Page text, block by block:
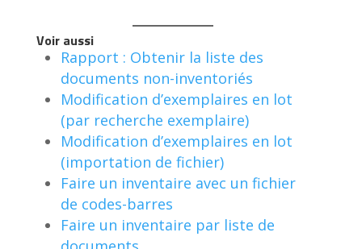
Voir aussi
Rapport : Obtenir la liste des
documents non-inventoriés
Modification d’exemplaires en lot
(par recherche exemplaire)
Modification d’exemplaires en lot
(importation de fichier)
Faire un inventaire avec un fichier
de codes-barres
Faire un inventaire par liste de